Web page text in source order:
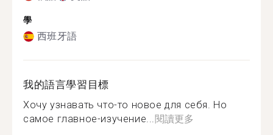
學
西班牙語
我的語言學習目標
Хочу узнавать что-то новое для себя. Но
самое главное-изучение...閱讀更多